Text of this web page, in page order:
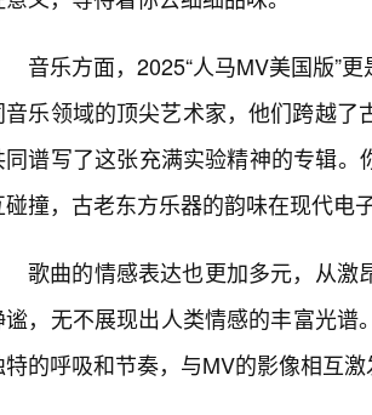
音乐方面，2025“人马MV美国版”
音乐领域的顶尖艺术家，他们跨越
同谱写了这张充满实验精神的专辑
碰撞，古老东方乐器的韵味在现代电
歌曲的情感表达也更加多元，从激
谧，无不展现出人类情感的丰富光
特的呼吸和节奏，与MV的影像相互